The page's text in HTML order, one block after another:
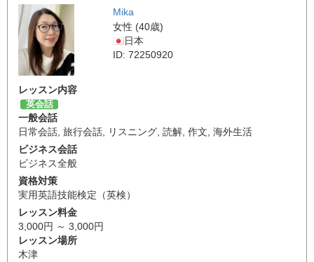
Mika
女性 (40歳)
日本
ID: 72250920
レッスン内容
英会話
一般会話
日常会話, 旅行会話, リスニング, 読解, 作文, 海外生活
ビジネス会話
ビジネス全般
資格対策
実用英語技能検定（英検）
レッスン料金
3,000円 ～ 3,000円
レッスン場所
木津